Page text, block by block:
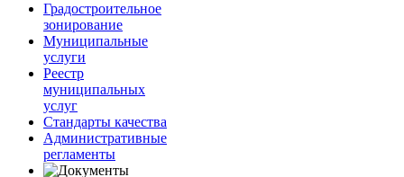
Градостроительное
зонирование
Муниципальные
услуги
Реестр
муниципальных
услуг
Стандарты качества
Административные
регламенты